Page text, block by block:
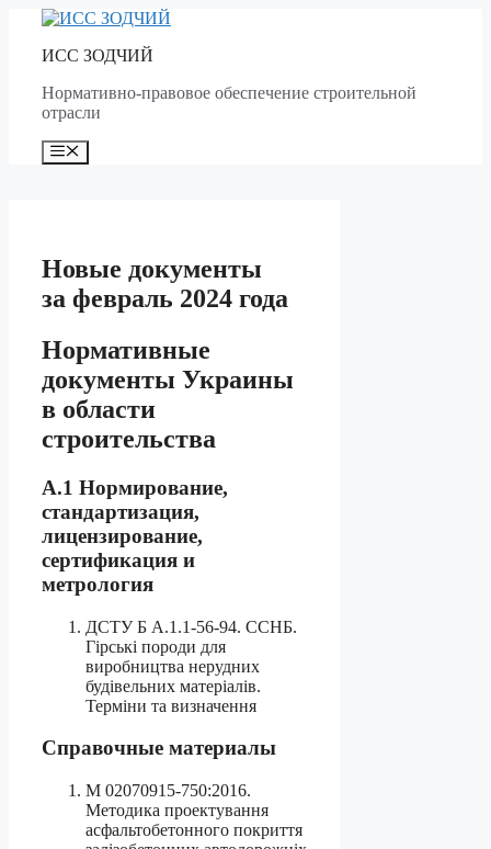
contentИСС ЗОДЧИЙ
Нормативно-правовое обеспечение строительной
отрасли
Menu
Новые документы
за февраль 2024 года
Нормативные
документы Украины
в области
строительства
А.1 Нормирование,
стандартизация,
лицензирование,
сертификация и
метрология
ДСТУ Б А.1.1-56-94. ССНБ.
Гірські породи для
виробництва нерудних
будівельних матеріалів.
Терміни та визначення
Справочные материалы
М 02070915-750:2016.
Методика проектування
асфальтобетонного покриття